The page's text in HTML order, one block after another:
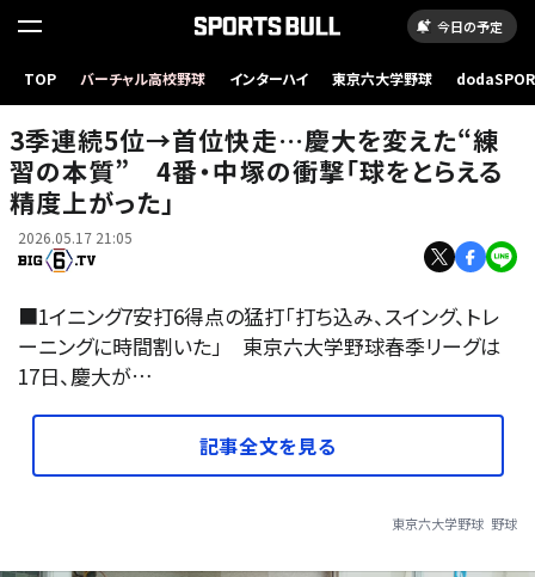
今日の予定
TOP バーチャル高校野球 インターハイ 東京六大学野球
3季連続5位→首位快走…慶大を変えた“練
習の本質” 4番・中塚の衝撃「球をとらえる
精度上がった」
2026.05.17 21:05
■1イニング7安打6得点の猛打「打ち込み、スイング、トレ
ーニングに時間割いた」 東京六大学野球春季リーグは
17日、慶大が…
記事全文を見る
東京六大学野球 野球